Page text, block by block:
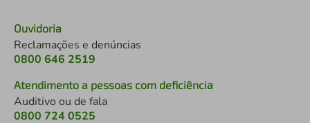
Ouvidoria
Reclamações e denúncias
0800 646 2519
Atendimento a pessoas com deficiência
Auditivo ou de fala
0800 724 0525